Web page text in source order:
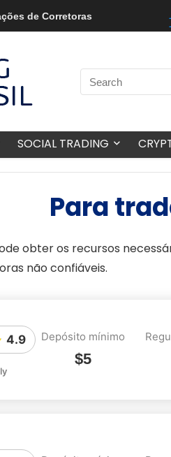
de Corretoras
SOCIAL TRADING
Para
obter os recursos
não confiáveis.
4.9
Depósito mínimo
$5